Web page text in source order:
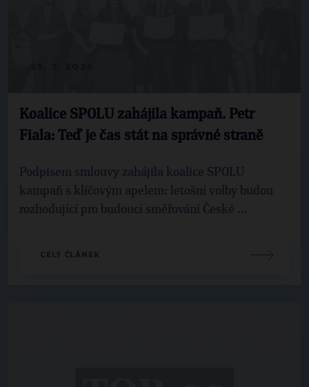
Koalice SPOLU zahájila kampaň. Petr
Fiala: Teď je čas stát na správné straně
Podpisem smlouvy zahájila koalice SPOLU
kampaň s klíčovým apelem: letošní volby budou
rozhodující pro budoucí směřování České ...
CELÝ ČLÁNEK